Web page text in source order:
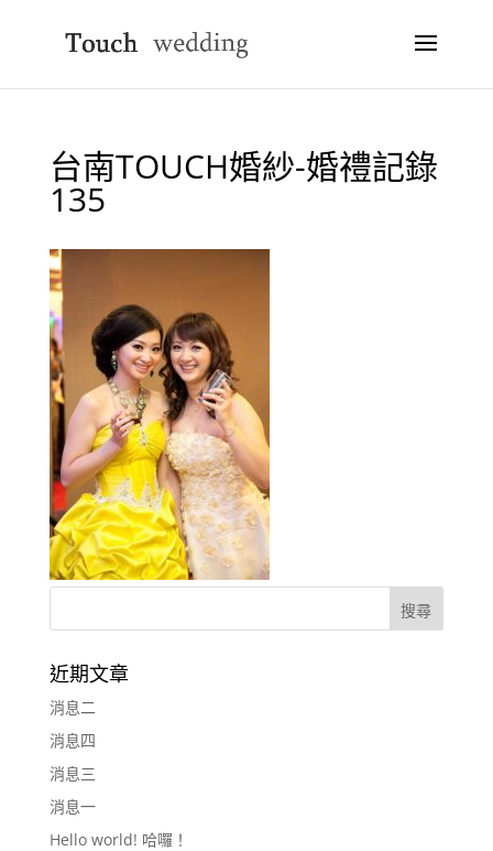
台南TOUCH婚紗-婚禮記錄
135
近期文章
消息二
消息四
消息三
消息一
Hello world! 哈囉！